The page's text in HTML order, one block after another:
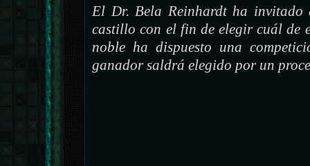
El Dr. Bela Reinhardt ha
castillo con el fin de elegir cuál de
noble ha dispuesto una
ganador saldrá elegido por un